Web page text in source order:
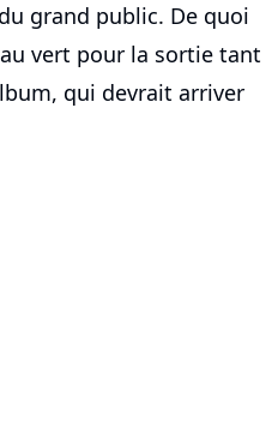
grand public. De quoi
vert pour la sortie tant
qui devrait arriver